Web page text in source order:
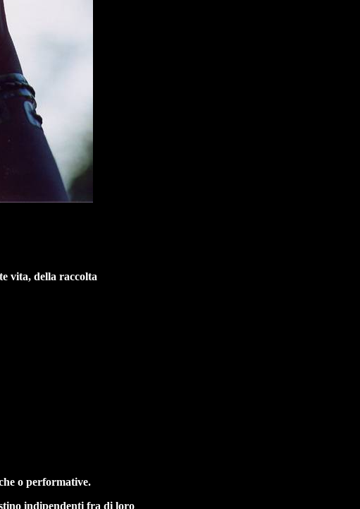
vita, della raccolta
o performative.
indipendenti fra di loro